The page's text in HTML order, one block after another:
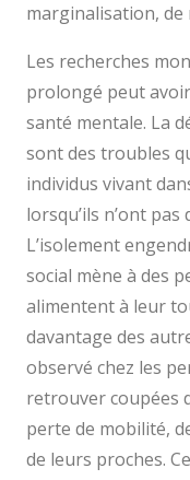
marginalisation, de
Les recherches
prolongé peut
santé mentale. La
sont des troubles
individus vivant
lorsqu’ils n’ont
L’isolement
social mène à des
alimentent à leur
davantage des
observé chez les
retrouver coupées
perte de mobilité,
de leurs proches.